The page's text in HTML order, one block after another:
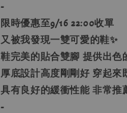
-
限時優惠至9/16 22:00收單
又被我發現一雙可愛的鞋✨
鞋完美的貼合雙腳 提供出色
厚底設計高度剛剛好 穿起來
具有良好的緩衝性能 非常推
-